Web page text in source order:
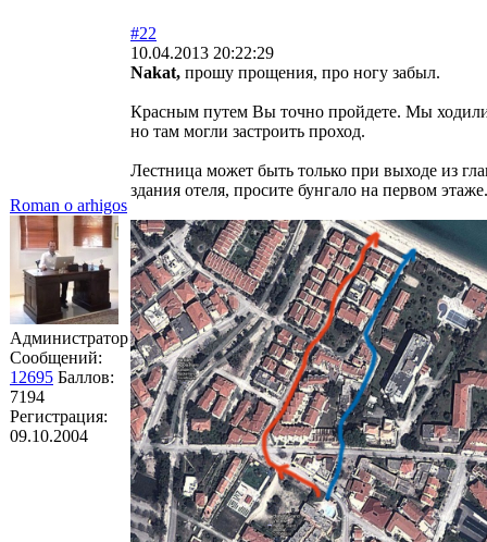
Roman o arhigos
Администратор
Сообщений:
12695 Баллов:
7194
Регистрация:
09.10.2004
#22
10.04.2013 20:22:29
Nakat, прошу прощения, про ногу забыл.
Красным путем Вы точно пройдете. Мы
но там могли застроить проход.
Лестница может быть только при выходе из
здания отеля, просите бунгало на первом этаже.